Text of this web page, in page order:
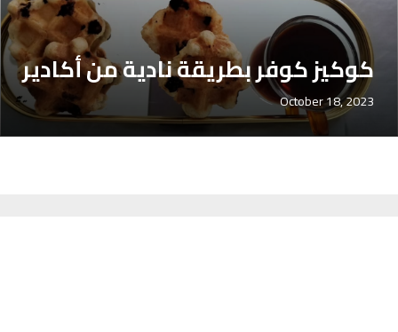
كوكيز كوفر بطريقة نادية من أكادير
October 18, 2023